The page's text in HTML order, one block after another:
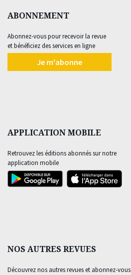
ABONNEMENT
Abonnez-vous pour recevoir la revue
et bénéficiez des services en ligne
Je m'abonne
APPLICATION MOBILE
Retrouvez les éditions abonnés sur notre
application mobile
NOS AUTRES REVUES
Découvrez nos autres revues et abonnez-vous